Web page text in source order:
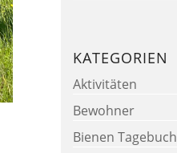
KATEGORIEN
Aktivitäten
Bewohner
Bienen Tagebuch